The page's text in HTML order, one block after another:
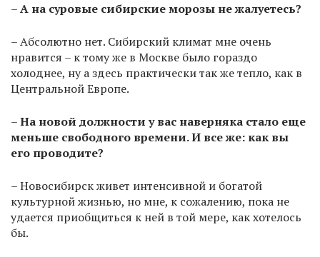
–А на суровые сибирские морозы не жалуетесь?
– Абсолютно нет. Сибирский климат мне очень
нравится – к тому же в Москве было гораздо
холоднее, ну а здесь практически так же тепло, как в
Центральной Европе.
–На новой должности у вас наверняка стало еще
меньше свободного времени. И все же: как вы
его проводите?
– Новосибирск живет интенсивной и богатой
культурной жизнью, но мне, к сожалению, пока не
удается приобщиться к ней в той мере, как хотелось
бы.